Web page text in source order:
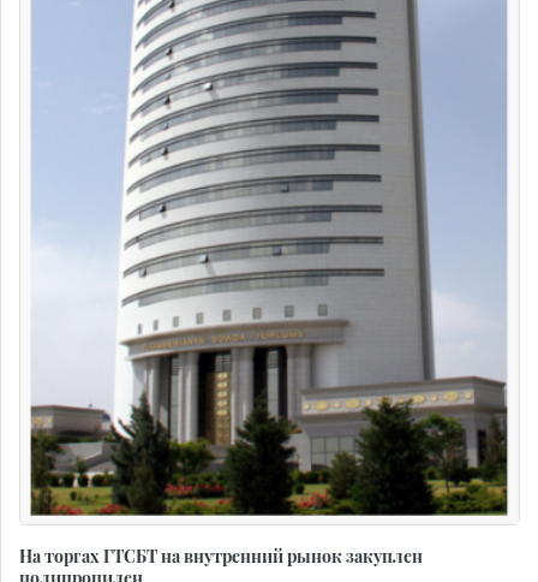
На торгах ГТСБТ на внутренний рынок закуплен